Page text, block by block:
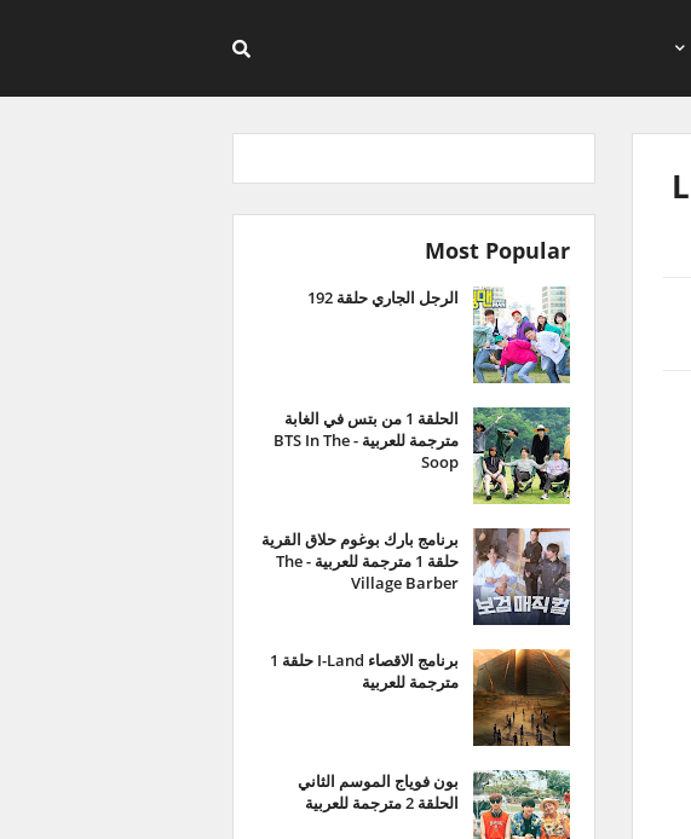
Most Popular
الرجل الجاري حلقة 192
الحلقة 1 من بتس في الغابة
مترجمة للعربية - BTS In The
Soop
برنامج بارك بوغوم حلاق القرية
حلقة 1 مترجمة للعربية - The
Village Barber
برنامج الاقصاء I-Land حلقة 1
مترجمة للعربية
بون فوياج الموسم الثاني
الحلقة 2 مترجمة للعربية